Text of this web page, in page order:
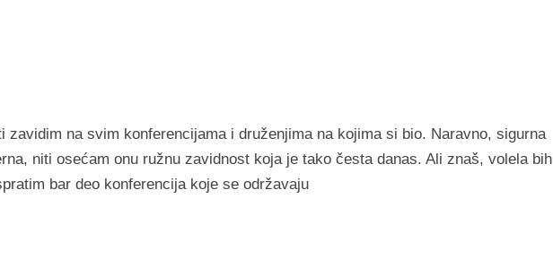
zavidim na svim konferencijama i druženjima na kojima si bio. Naravno, sigurna
niti osećam onu ružnu zavidnost koja je tako česta danas. Ali znaš, volela bih
bar deo konferencija koje se održavaju